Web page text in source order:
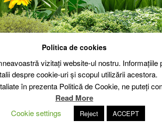
Politica de cookie Politica
Politica de cookies
vizitați website-ul nostru.
despre cookie-uri și scopul utilizării acestora.
în prezenta Politică de Cookie, ne puteți
Read More
Cookie settings Reject ACCEPT